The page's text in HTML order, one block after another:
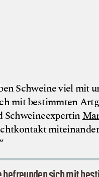
Schweine viel mit
mit bestimmten
Schweineexpertin
befreunden sich mit